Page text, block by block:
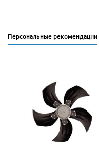
Персональные рекомендации